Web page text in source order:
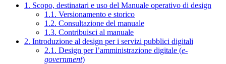
1. Scopo, destinatari e uso del Manuale operativo di design
1.1. Versionamento e storico
1.2. Consultazione del manuale
1.3. Contribuisci al manuale
2. Introduzione al design per i servizi pubblici digitali
2.1. Design per l’amministrazione digitale (e-
government)